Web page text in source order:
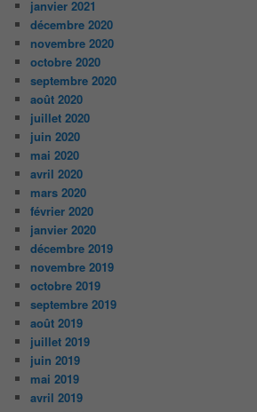
janvier 2021
décembre 2020
novembre 2020
octobre 2020
septembre 2020
août 2020
juillet 2020
juin 2020
mai 2020
avril 2020
mars 2020
février 2020
janvier 2020
décembre 2019
novembre 2019
octobre 2019
septembre 2019
août 2019
juillet 2019
juin 2019
mai 2019
avril 2019